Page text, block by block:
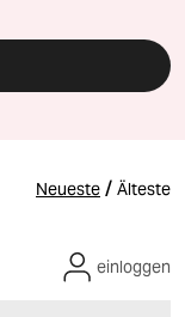
Neueste / Älteste
einloggen